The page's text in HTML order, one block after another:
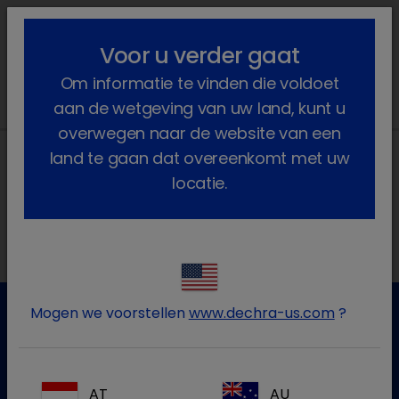
lock_outline search menu
Gelieve onze klantenservice te contacteren voor meer
Voor u verder gaat
Om informatie te vinden die voldoet
aan de wetgeving van uw land, kunt u
overwegen naar de website van een
land te gaan dat overeenkomt met uw
locatie.
Mogen we voorstellen www.dechra-us.com ?
AT AU